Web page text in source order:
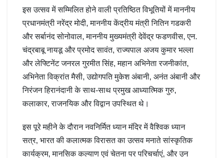
इस उत्सव में सम्मिलित होने वाली प्रतिष्ठित विभूतियों में माननीय
प्रधानमंत्री नरेंद्र मोदी, माननीय केंद्रीय मंत्री नितिन गडकरी
और सर्बानंद सोनोवाल, माननीय मुख्यमंत्री देवेंद्र फडणवीस, एन.
चंद्रबाबू नायडू और प्रमोद सावंत, राज्यपाल अजय कुमार भल्ला
और लेफ्टिनेंट जनरल गुरमीत सिंह, महान अभिनेता रजनीकांत,
अभिनेता विक्रांत मैसी, उद्योगपति मुकेश अंबानी, अनंत अंबानी और
निरंजन हिरानंदानी के साथ-साथ प्रमुख आध्यात्मिक गुरु,
कलाकार, राजनयिक और विद्वान उपस्थित थे।
इस पूरे महीने के दौरान नवनिर्मित ध्यान मंदिर में वैश्विक ध्यान
सत्र, भारत की कलात्मक विरासत का उत्सव मनाते सांस्कृतिक
कार्यक्रम, मानसिक कल्याण एवं चेतना पर परिचर्चाएं, और उन